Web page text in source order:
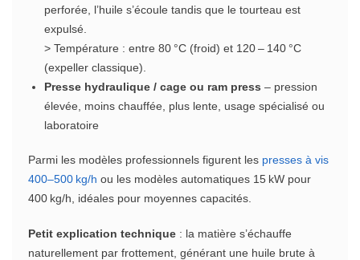
perforée, l’huile s’écoule tandis que le tourteau est
expulsé.
> Température : entre 80 °C (froid) et 120 – 140 °C
(expeller classique).
Presse hydraulique / cage ou ram press – pression
élevée, moins chauffée, plus lente, usage spécialisé ou
laboratoire
Parmi les modèles professionnels figurent les presses à vis
400–500 kg/h ou les modèles automatiques 15 kW pour
400 kg/h, idéales pour moyennes capacités.
Petit explication technique : la matière s’échauffe
naturellement par frottement, générant une huile brute à